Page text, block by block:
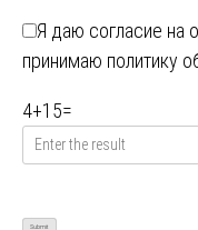
Я даю согласие на
принимаю политику
4+15=